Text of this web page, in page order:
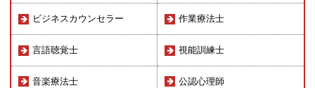
ビジネスカウンセラー 作業療法士
言語聴覚士 視能訓練士
音楽療法士 公認心理師